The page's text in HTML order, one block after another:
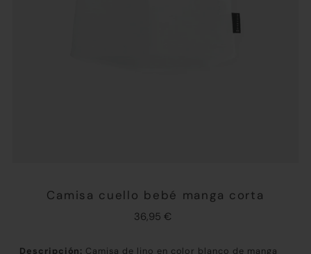
Camisa cuello bebé manga corta
36,95 €
Descripción: Camisa de lino en color blanco de manga